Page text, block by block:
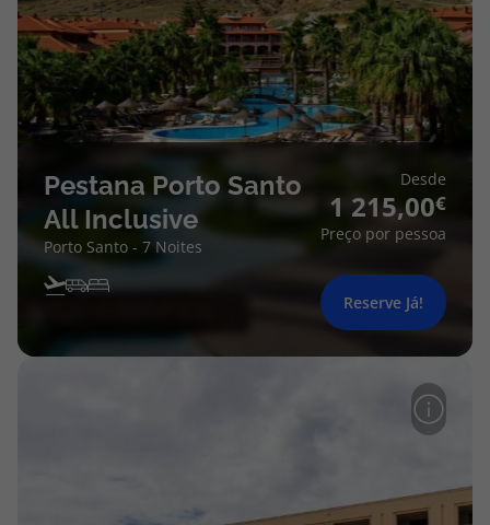
Pestana Porto Santo
All Inclusive
Porto Santo - 7 Noites
Desde
1 215,00
Preço por pessoa
Reserve Já!